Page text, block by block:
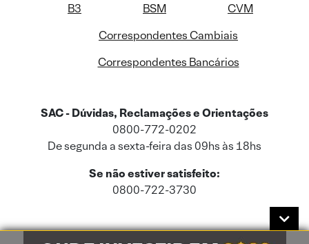
B3 BSM
CVM
Correspondentes Cambiais
Correspondentes Bancários
SAC - Dúvidas, Reclamações e Orientações
0800-772-0202
De segunda a sexta-feira das 09hs às 18hs
Se não estiver satisfeito:
0800-722-3730